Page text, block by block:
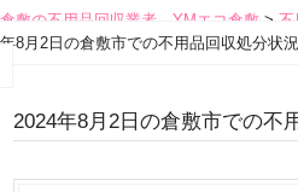
倉敷の不用品回収業者 YMエコ倉敷 > 不
年8月2日の倉敷市での不用品回収処分状況
2024年8月2日の倉敷市での不